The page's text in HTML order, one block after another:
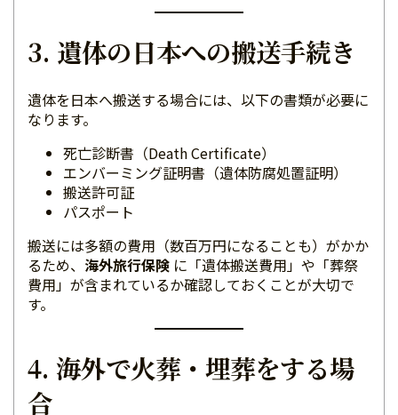
3. 遺体の日本への搬送手続き
遺体を日本へ搬送する場合には、以下の書類が必要に
なります。
死亡診断書（Death Certificate）
エンバーミング証明書（遺体防腐処置証明）
搬送許可証
パスポート
搬送には多額の費用（数百万円になることも）がかか
るため、 海外旅行保険 に「遺体搬送費用」や「葬祭
費用」が含まれているか確認しておくことが大切で
す。
4. 海外で火葬・埋葬をする場
合